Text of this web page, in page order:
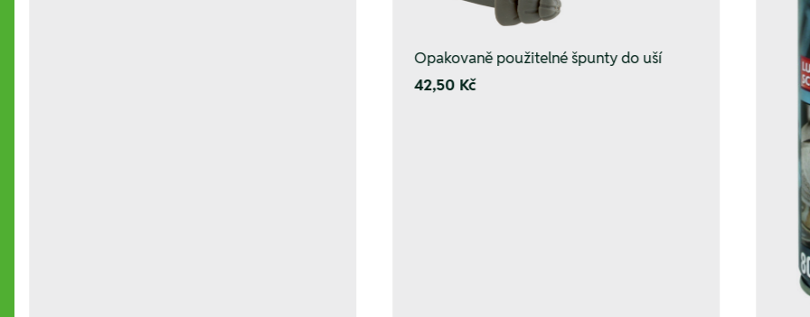
Opakovaně použitelné špunty do uší
42,50 Kč